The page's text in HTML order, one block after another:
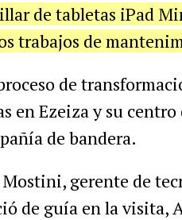
de tabletas iPad
trabajos de
de
en Ezeiza y su centro
de bandera.
gerente de
de guía en la visita,